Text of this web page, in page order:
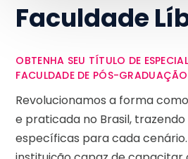
Faculdade
OBTENHA SEU TÍTULO DE
FACULDADE DE PÓS-
Revolucionamos a forma
e praticada no Brasil,
específicas para cada